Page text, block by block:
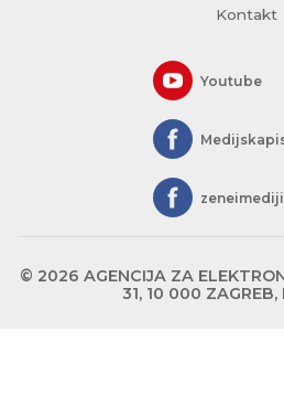
Kontakt
Youtube
© 2026 AGENCIJA ZA
31, 10 000 ZAGREB,